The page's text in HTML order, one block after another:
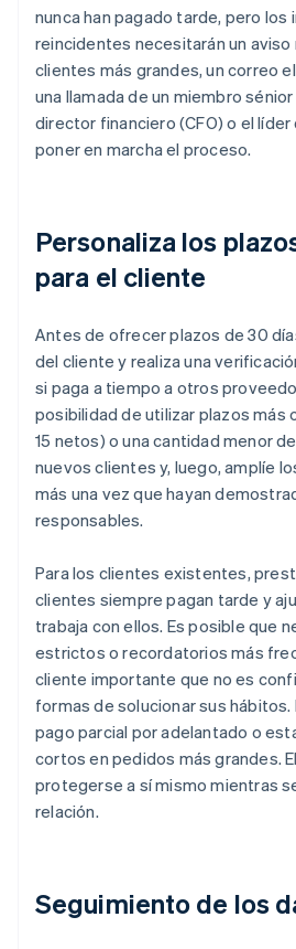
nunca han pagado tarde, pero
reincidentes necesitarán un aviso
clientes más grandes, un correo
una llamada de un miembro
director financiero (CFO) o el
poner en marcha el proceso.
Personaliza los
para el cliente
Antes de ofrecer plazos de 30
del cliente y realiza una
si paga a tiempo a otros
posibilidad de utilizar plazos más
15 netos) o una cantidad menor
nuevos clientes y, luego, amplíe
más una vez que hayan
responsables.
Para los clientes existentes,
clientes siempre pagan tarde y
trabaja con ellos. Es posible que
estrictos o recordatorios más
cliente importante que no es
formas de solucionar sus hábitos.
pago parcial por adelantado o
cortos en pedidos más grandes.
protegerse a sí mismo mientras
relación.
Seguimiento de los